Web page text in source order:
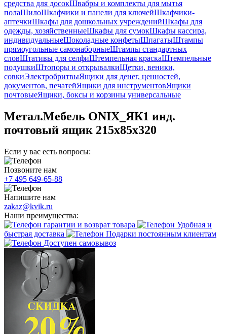
средства для досокШвабры и комплекты для мытья
полаШилоШкафчики и панели для ключейШкафчики-
аптечкиШкафы для дошкольных учрежденийШкафы для
одежды, хозяйственныеШкафы для сумокШкафы кассира,
индивидуальныеШоколадные конфетыШпагатыШтампы
прямоугольные самонаборныеШтампы стандартных
словШтативы для селфиШтемпельная краскаШтемпельные
подушкиШтопоры и открывалкиЩетки, веники,
совкиЭлектробритвыЯщики для денег, ценностей,
документов, печатейЯщики для инструментовЯщики
почтовыеЯщики, боксы и корзины универсальные
Метал.Мебель ONIX_ЯК1 инд.
почтовый ящик 215x85x320
Если у вас есть вопросы:
Позвоните нам
+7 495 649-65-88
Напишите нам
zakaz@kvik.ru
Наши преимущества:
гарантии и возврат товара
Удобная и
быстрая доставка
Подарки постоянным клиентам
Доступен самовывоз